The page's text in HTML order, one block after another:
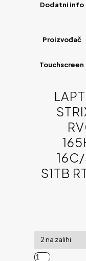
Dodatni info
Proizvođač
Touchscreen
S1TB
2 na zalihi
Laptop